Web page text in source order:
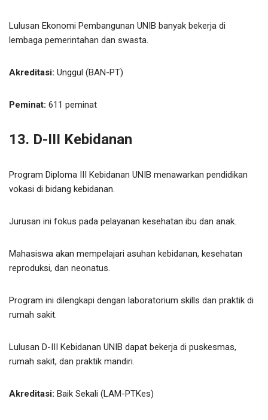
Lulusan Ekonomi Pembangunan UNIB banyak bekerja di
lembaga pemerintahan dan swasta.
Akreditasi: Unggul (BAN-PT)
Peminat: 611 peminat
13. D-III Kebidanan
Program Diploma III Kebidanan UNIB menawarkan pendidikan
vokasi di bidang kebidanan.
Jurusan ini fokus pada pelayanan kesehatan ibu dan anak.
Mahasiswa akan mempelajari asuhan kebidanan, kesehatan
reproduksi, dan neonatus.
Program ini dilengkapi dengan laboratorium skills dan praktik di
rumah sakit.
Lulusan D-III Kebidanan UNIB dapat bekerja di puskesmas,
rumah sakit, dan praktik mandiri.
Akreditasi: Baik Sekali (LAM-PTKes)